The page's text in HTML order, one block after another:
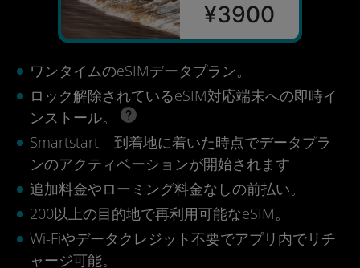
¥3900
ワンタイムのeSIMデータプラン。
ロック解除されているeSIM対応端末への即時イ
ンストール。
Smartstart – 到着地に着いた時点でデータプラ
ンのアクティベーションが開始されます
追加料金やローミング料金なしの前払い。
200以上の目的地で再利用可能なeSIM。
Wi-Fiやデータクレジット不要でアプリ内でリチ
ャージ可能。